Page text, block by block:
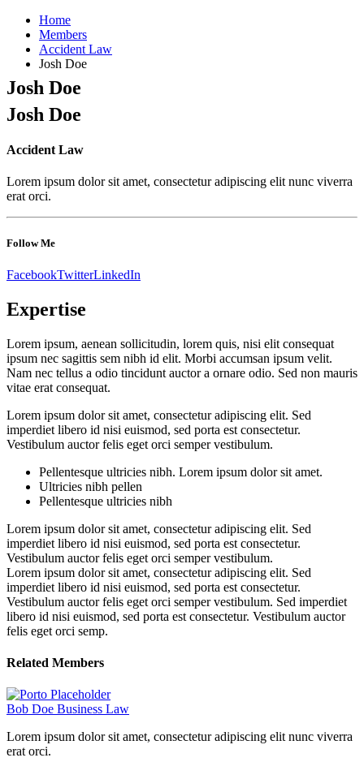
Home
Members
Accident Law
Josh Doe
Josh Doe
Josh Doe
Accident Law
Lorem ipsum dolor sit amet, consectetur adipiscing elit nunc viverra
erat orci.
Follow Me
FacebookTwitterLinkedIn
Expertise
Lorem ipsum, aenean sollicitudin, lorem quis, nisi elit consequat
ipsum nec sagittis sem nibh id elit. Morbi accumsan ipsum velit.
Nam nec tellus a odio tincidunt auctor a ornare odio. Sed non mauris
vitae erat consequat.
Lorem ipsum dolor sit amet, consectetur adipiscing elit. Sed
imperdiet libero id nisi euismod, sed porta est consectetur.
Vestibulum auctor felis eget orci semper vestibulum.
Pellentesque ultricies nibh. Lorem ipsum dolor sit amet.
Ultricies nibh pellen
Pellentesque ultricies nibh
Lorem ipsum dolor sit amet, consectetur adipiscing elit. Sed
imperdiet libero id nisi euismod, sed porta est consectetur.
Vestibulum auctor felis eget orci semper vestibulum.
Lorem ipsum dolor sit amet, consectetur adipiscing elit. Sed
imperdiet libero id nisi euismod, sed porta est consectetur.
Vestibulum auctor felis eget orci semper vestibulum. Sed imperdiet
libero id nisi euismod, sed porta est consectetur. Vestibulum auctor
felis eget orci semp.
Related Members
Bob Doe Business Law
Lorem ipsum dolor sit amet, consectetur adipiscing elit nunc viverra
erat orci.